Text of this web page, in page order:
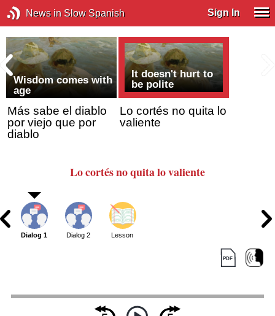
News in Slow Spanish Sign In
Wisdom comes with
age
Más sabe el diablo
por viejo que por
diablo
It doesn't hurt to
be polite
Lo cortés no quita lo
valiente
Lo cortésno quitalo valiente
Dialog 1 Dialog 2 Lesson